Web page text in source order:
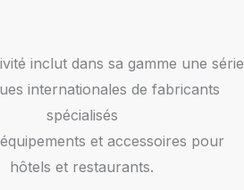
inclut dans sa gamme une série
internationales de fabricants
spécialisés
et accessoires pour
hôtels et restaurants.